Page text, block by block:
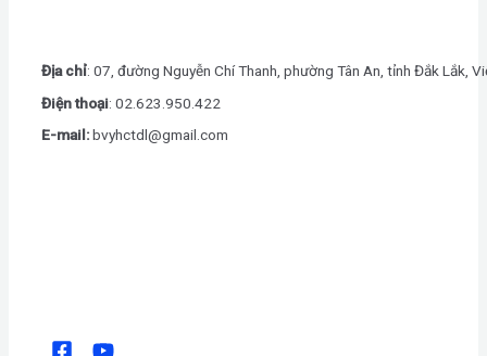
Địa chỉ: 07, đường Nguyễn Chí Thanh, phường Tân An, tỉnh Đắk Lắk,
Điện thoại: 02.623.950.422
E-mail:bvyhctdl@gmail.com